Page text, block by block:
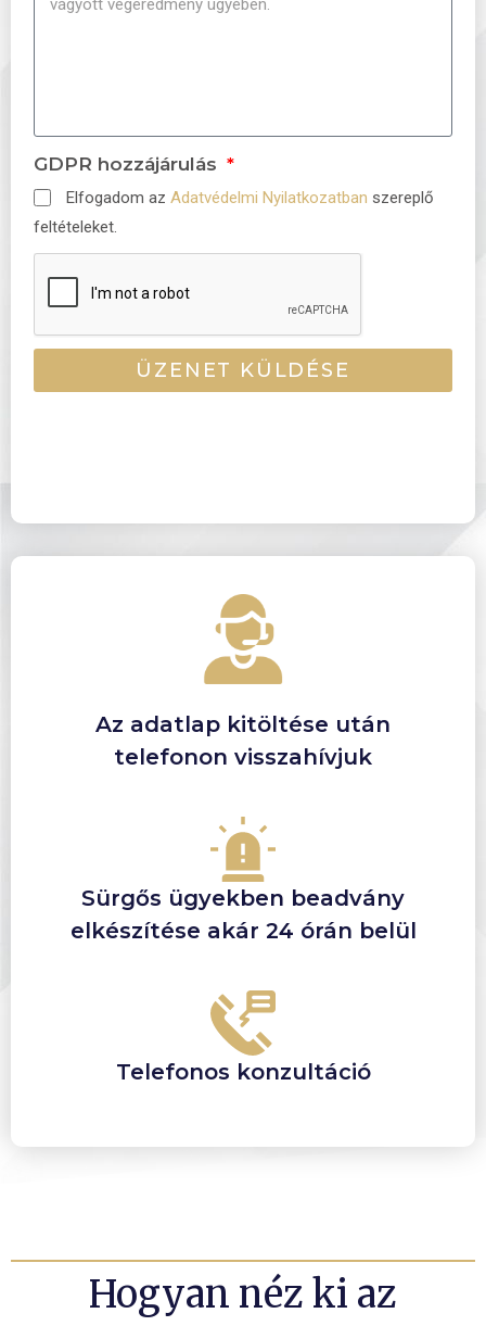
Az adatlap kitöltése után
telefonon visszahívjuk
Sürgős ügyekben beadvány
elkészítése akár 24 órán belül
Telefonos konzultáció
GDPR hozzájárulás
Elfogadom azAdatvédelmi Nyilatkozatban szereplő
feltételeket.
ÜZENET KÜLDÉSE
Hogyan néz ki az